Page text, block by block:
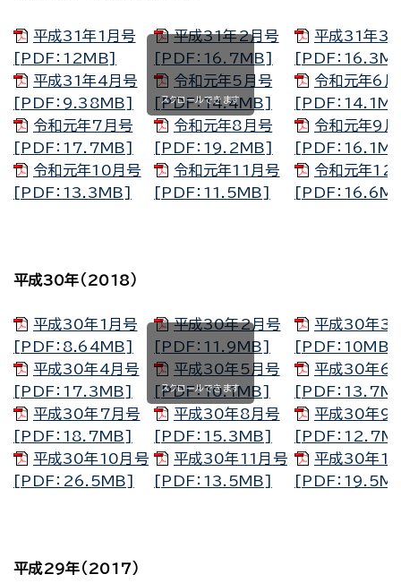
平成31年1月号
[PDF：12MB]
平成31年2月号
[PDF：16.7MB]
平成31年3
[PDF：
平成31年4月号
[PDF：9.38MB]
令和元年5月号
[PDF：14.4MB]
令和元年6月
[PDF：
令和元年7月号
[PDF：17.7MB]
令和元年8月号
[PDF：19.2MB]
令和元年9月
[PDF：
令和元年10月号
[PDF：13.3MB]
令和元年11月号
[PDF：11.5MB]
令和元年12
[PDF：
スクロールできます
平成30年（2018）
平成30年1月号
[PDF：8.64MB]
平成30年2月号
[PDF：11.9MB]
平成30年3
[PDF：10MB]
平成30年4月号
[PDF：17.3MB]
平成30年5月号
[PDF：10.1MB]
平成30年6
[PDF：
平成30年7月号
[PDF：18.7MB]
平成30年8月号
[PDF：15.3MB]
平成30年9
[PDF：
平成30年10月号
[PDF：26.5MB]
平成30年11月号
[PDF：13.5MB]
平成30年
[PDF：
スクロールできます
平成29年（2017）